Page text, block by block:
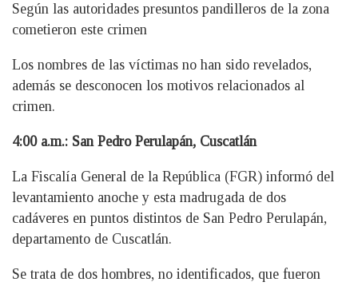
Según las autoridades presuntos pandilleros de la zona
cometieron este crimen
Los nombres de las víctimas no han sido revelados,
además se desconocen los motivos relacionados al
crimen.
4:00 a.m.: San Pedro Perulapán, Cuscatlán
La Fiscalía General de la República (FGR) informó del
levantamiento anoche y esta madrugada de dos
cadáveres en puntos distintos de San Pedro Perulapán,
departamento de Cuscatlán.
Se trata de dos hombres, no identificados, que fueron